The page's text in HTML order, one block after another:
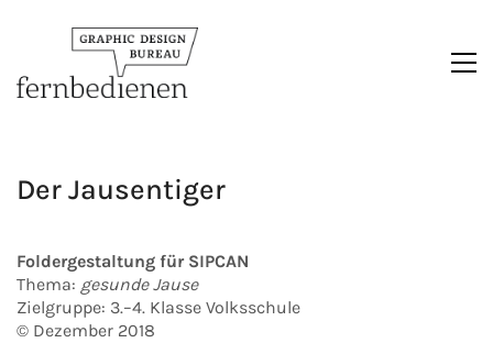
Der Jausentiger
Foldergestaltung für SIPCAN
Thema: gesunde Jause
Zielgruppe: 3.–4. Klasse Volksschule
© Dezember 2018